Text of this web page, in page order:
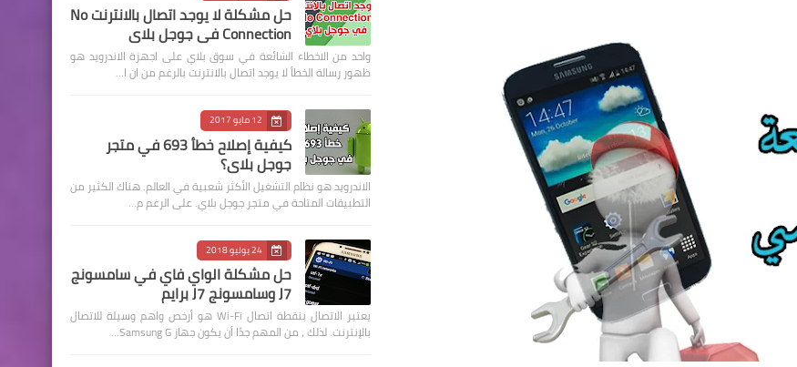
حل مشكلة لا يوجد اتصال بالانترنت No
Connection في جوجل بلاي
واحد من الاخطاء الشائعة في سوق بلاي على اجهزة الاندرويد هو
ظهور رسالة الخطأ لا يوجد اتصال بالانترنت بالرغم من ان ا…
12 مايو 2017
كيفية إصلاح خطأ 693 في متجر
جوجل بلاي؟
الاندرويد هو نظام التشغيل الأكثر شعبية في العالم. هناك الكثير من
التطبيقات المتاحة في متجر جوجل بلاي. على الرغم م…
24 يوليو 2018
حل مشكلة الواي فاي في سامسونج
J7 وسامسونج J7 برايم
يعتبر الاتصال بنقطة اتصال Wi-Fi هو أرخص واهم وسيلة للاتصال
بالإنترنت. لذلك ، من المهم جدًا أن يكون جهاز Samsung G…